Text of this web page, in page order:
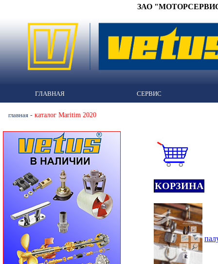
ЗАО "МОТОРСЕРВИС"
ГЛАВНАЯ СЕРВИС
главная - каталог Maritim 2020
КОРЗИНА